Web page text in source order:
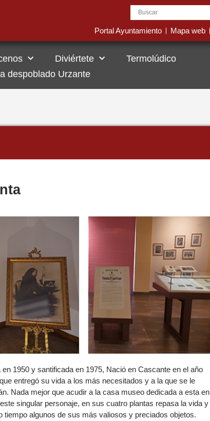
Portal Ayuntamiento Mapa web
Diviértete
Termolúdico
despoblado Urzante
1950 y santificada en 1975, Nació en Cascante en el año
entregó su vida a los más necesitados y a la que se le
Nada mejor que acudir a la casa museo dedicada a esta en
singular personaje, en sus cuatro plantas repasa la vida y
algunos de sus más valiosos y preciados objetos.